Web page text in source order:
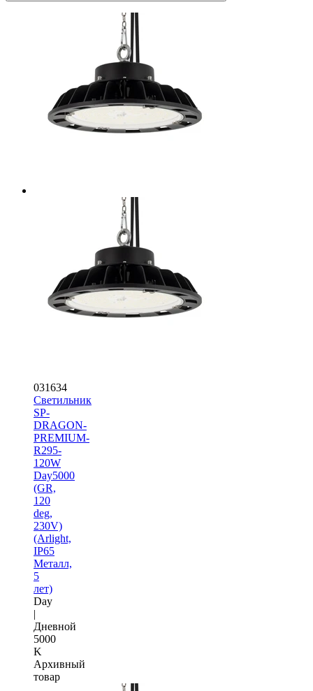
031634
Светильник
SP-
DRAGON-
PREMIUM-
R295-
120W
Day5000
(GR,
120
deg,
230V)
(Arlight,
IP65
Металл,
5
лет)
Day
|
Дневной
5000
K
Архивный
товар